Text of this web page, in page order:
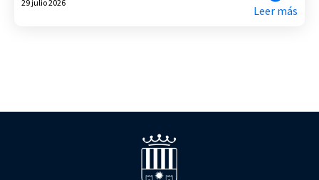
29 julio 2026
Leer más